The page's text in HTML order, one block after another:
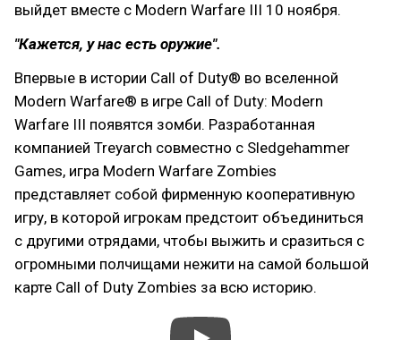
выйдет вместе с Modern Warfare III 10 ноября.
"Кажется, у нас есть оружие".
Впервые в истории Call of Duty® во вселенной
Modern Warfare® в игре Call of Duty: Modern
Warfare III появятся зомби. Разработанная
компанией Treyarch совместно с Sledgehammer
Games, игра Modern Warfare Zombies
представляет собой фирменную кооперативную
игру, в которой игрокам предстоит объединиться
с другими отрядами, чтобы выжить и сразиться с
огромными полчищами нежити на самой большой
карте Call of Duty Zombies за всю историю.